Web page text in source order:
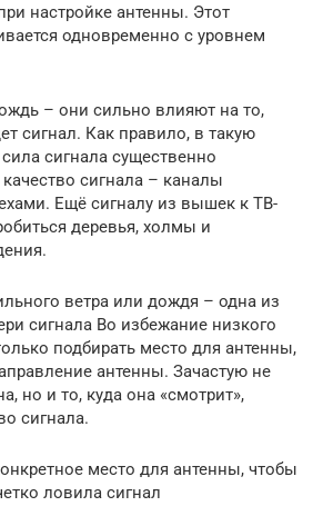
настройке антенны. Этот
одновременно с уровнем
– они сильно влияют на то,
сигнал. Как правило, в такую
сигнала существенно
сигнала – каналы
Ещё сигналу из вышек к ТВ-
деревья, холмы и
ветра или дождя – одна из
сигнала Во избежание низкого
подбирать место для антенны,
антенны. Зачастую не
но и то, куда она «смотрит»,
сигнала.
место для антенны, чтобы
ловила сигнал